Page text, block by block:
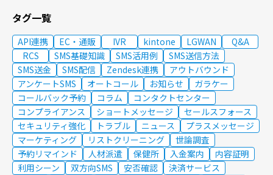
タグ一覧
API連携 EC・通販 IVR kintone LGWAN
Q&A
RCS
SMS基礎知識 SMS活用例
SMS送信方法
SMS送金
SMS配信 Zendesk連携
アウトバウンド
アンケートSMS
オートコール お知らせ
ガラケー
コールバック予約
コラム
コンタクトセンター
コンプライアンス
ショートメッセージ
セールスフォース
セキュリティ強化
トラブル ニュース
プラスメッセージ
マーケティング
リストクリーニング
世論調査
予約リマインド
人材派遣 保健所 入金案内
内容証明
利用シーン
双方向SMS 安否確認
決済サービス